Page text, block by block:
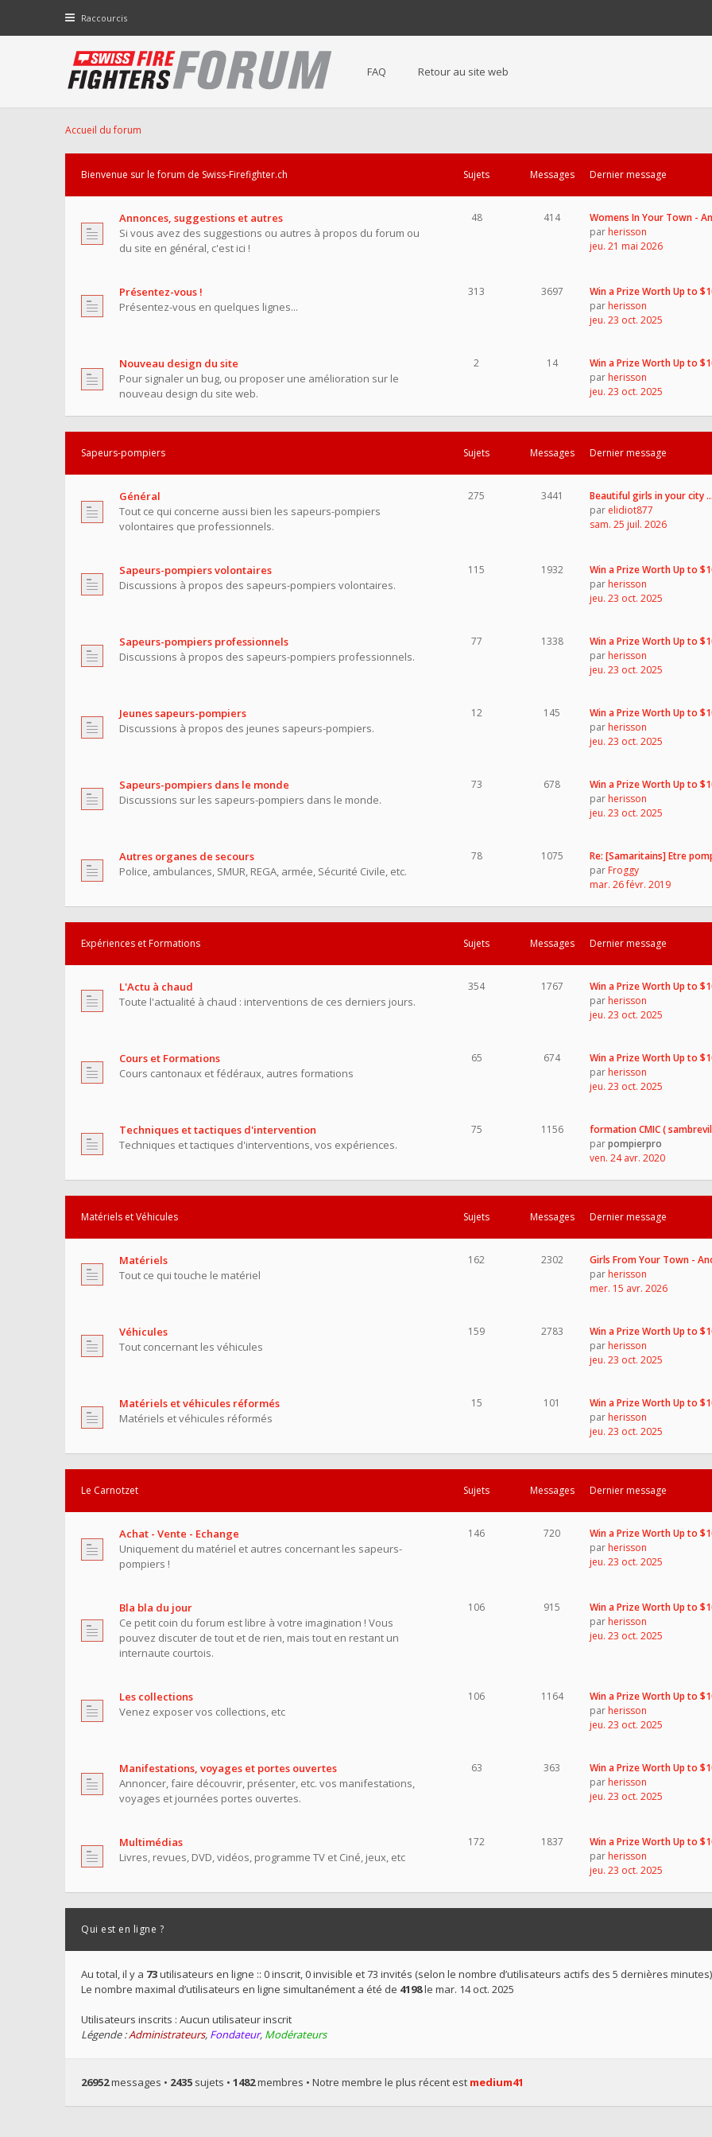
Raccourcis
FAQ Retour au site web
Accueil du forum
Bienvenue sur le forum de Swiss-Firefighter.ch Sujets Messages Dernier message
Annonces, suggestions et autres
Si vous avez des suggestions ou autres à propos du forum ou
du site en général, c'est ici !
48 414
Womens In Your Town -
par herisson
jeu. 21 mai 2026
Présentez-vous !
Présentez-vous en quelques lignes...
313 3697
Win a Prize Worth Up to
par herisson
jeu. 23 oct. 2025
Nouveau design du site
Pour signaler un bug, ou proposer une amélioration sur le
nouveau design du site web.
2 14
Win a Prize Worth Up to
par herisson
jeu. 23 oct. 2025
Sapeurs-pompiers Sujets Messages Dernier message
Général
Tout ce qui concerne aussi bien les sapeurs-pompiers
volontaires que professionnels.
275 3441
Beautiful girls in your city …
par elidiot877
sam. 25 juil. 2026
Sapeurs-pompiers volontaires
Discussions à propos des sapeurs-pompiers volontaires.
115 1932
Win a Prize Worth Up to
par herisson
jeu. 23 oct. 2025
Sapeurs-pompiers professionnels
Discussions à propos des sapeurs-pompiers professionnels.
77 1338
Win a Prize Worth Up to
par herisson
jeu. 23 oct. 2025
Jeunes sapeurs-pompiers
Discussions à propos des jeunes sapeurs-pompiers.
12 145
Win a Prize Worth Up to
par herisson
jeu. 23 oct. 2025
Sapeurs-pompiers dans le monde
Discussions sur les sapeurs-pompiers dans le monde.
73 678
Win a Prize Worth Up to
par herisson
jeu. 23 oct. 2025
Autres organes de secours
Police, ambulances, SMUR, REGA, armée, Sécurité Civile, etc.
78 1075
Re: [Samaritains] Etre
par Froggy
mar. 26 févr. 2019
Expériences et Formations Sujets Messages Dernier message
L'Actu à chaud
Toute l'actualité à chaud : interventions de ces derniers jours.
354 1767
Win a Prize Worth Up to
par herisson
jeu. 23 oct. 2025
Cours et Formations
Cours cantonaux et fédéraux, autres formations
65 674
Win a Prize Worth Up to
par herisson
jeu. 23 oct. 2025
Techniques et tactiques d'intervention
Techniques et tactiques d'interventions, vos expériences.
75 1156
formation CMIC (
parpompierpro
ven. 24 avr. 2020
Matériels et Véhicules Sujets Messages Dernier message
Matériels
Tout ce qui touche le matériel
162 2302
Girls From Your Town -
par herisson
mer. 15 avr. 2026
Véhicules
Tout concernant les véhicules
159 2783
Win a Prize Worth Up to
par herisson
jeu. 23 oct. 2025
Matériels et véhicules réformés
Matériels et véhicules réformés
15 101
Win a Prize Worth Up to
par herisson
jeu. 23 oct. 2025
Le Carnotzet Sujets Messages Dernier message
Achat - Vente - Echange
Uniquement du matériel et autres concernant les sapeurs-
pompiers !
146 720
Win a Prize Worth Up to
par herisson
jeu. 23 oct. 2025
Bla bla du jour
Ce petit coin du forum est libre à votre imagination ! Vous
pouvez discuter de tout et de rien, mais tout en restant un
internaute courtois.
106 915
Win a Prize Worth Up to
par herisson
jeu. 23 oct. 2025
Les collections
Venez exposer vos collections, etc
106 1164
Win a Prize Worth Up to
par herisson
jeu. 23 oct. 2025
Manifestations, voyages et portes ouvertes
Annoncer, faire découvrir, présenter, etc. vos manifestations,
voyages et journées portes ouvertes.
63 363
Win a Prize Worth Up to
par herisson
jeu. 23 oct. 2025
Multimédias
Livres, revues, DVD, vidéos, programme TV et Ciné, jeux, etc
172 1837
Win a Prize Worth Up to
par herisson
jeu. 23 oct. 2025
Qui est en ligne ?
Au total, il y a 73utilisateurs en ligne :: 0 inscrit, 0 invisible et 73 invités (selon le nombre d’utilisateurs actifs des 5 dernières minutes)
Le nombre maximal d’utilisateurs en ligne simultanément a été de 4198le mar. 14 oct. 2025
Utilisateurs inscrits : Aucun utilisateur inscrit
Légende :Administrateurs, Fondateur, Modérateurs
26952messages • 2435 sujets • 1482membres • Notre membre le plus récent est medium41